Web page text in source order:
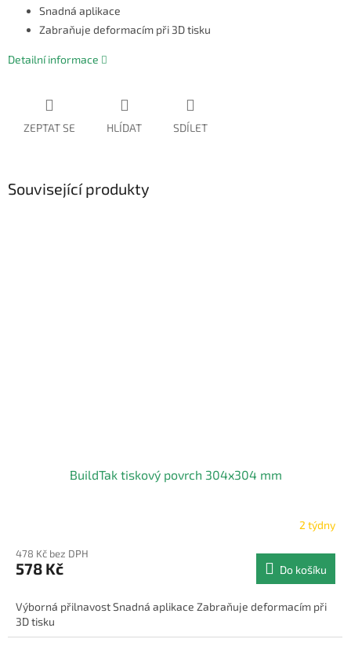
Snadná aplikace
Zabraňuje deformacím při 3D tisku
Detailní informace
ZEPTAT SE HLÍDAT SDÍLET
Související produkty
BuildTak tiskový povrch 304x304 mm
2 týdny
478 Kč bez DPH
578 Kč Do košíku
Výborná přilnavost Snadná aplikace Zabraňuje deformacím při
3D tisku